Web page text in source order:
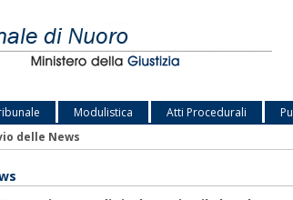
Modulistica Atti Procedurali
delle News